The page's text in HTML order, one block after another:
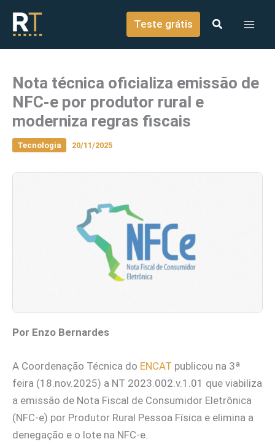
conteúdo
Teste grátis
Nota técnica oficializa emissão de
NFC-e por produtor rural e
moderniza regras fiscais
Tecnologia 20/11/2025
Por Enzo Bernardes
A Coordenação Técnica do ENCAT publicou na 3ª
feira (18.nov.2025) a NT 2023.002.v.1.01 que viabiliza
a emissão de Nota Fiscal de Consumidor Eletrônica
(NFC-e) por Produtor Rural Pessoa Física e elimina a
denegação e o lote na NFC-e.